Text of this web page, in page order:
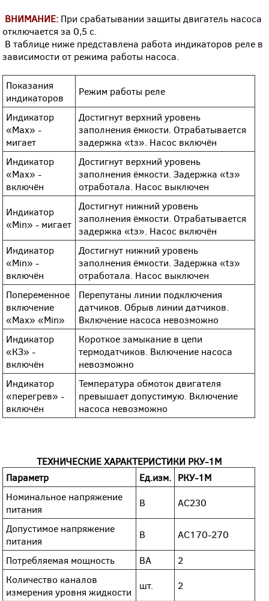
ВНИМАНИЕ: При срабатывании защиты двигатель насоса
отключается за 0,5 с.
В таблице ниже представлена работа индикаторов реле в
зависимости от режима работы насоса.
Показания
индикаторов
Режим работы реле
Индикатор
«Мах» -
мигает
Достигнут верхний уровень
заполнения ёмкости. Отрабатывается
задержка «tз». Насос включён
Индикатор
«Мах» -
включён
Достигнут верхний уровень
заполнения ёмкости. Задержка «tз»
отработала. Насос выключен
Индикатор
«Min» - мигает
Достигнут нижний уровень
заполнения ёмкости. Отрабатывается
задержка «tз». Насос включён
Индикатор
«Min» -
включён
Достигнут нижний уровень
заполнения ёмкости. Задержка «tз»
отработала. Насос выключен
Попеременное
включение
«Мах» «Min»
Перепутаны линии подключения
датчиков. Обрыв линии датчиков.
Включение насоса невозможно
Индикатор
«КЗ» -
включён
Короткое замыкание в цепи
термодатчиков. Включение насоса
невозможно
Индикатор
«перегрев» -
включён
Температура обмоток двигателя
превышает допустимую. Включение
насоса невозможно
ТЕХНИЧЕСКИЕ ХАРАКТЕРИСТИКИ РКУ-1М
Параметр
Ед.изм. РКУ-1М
Номинальное напряжение
питания
В AC230
Допустимое напряжение
питания
В AC170-270
Потребляемая мощность ВА
2
Количество каналов
измерения уровня жидкости
шт. 2